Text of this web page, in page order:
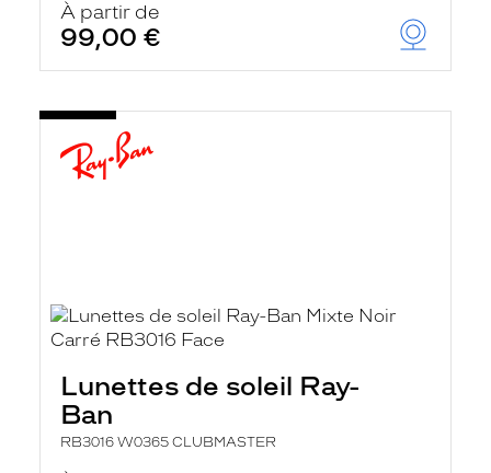
À partir de
99,00 €
Lunettes de soleil Ray-
Ban
RB3016 W0365 CLUBMASTER